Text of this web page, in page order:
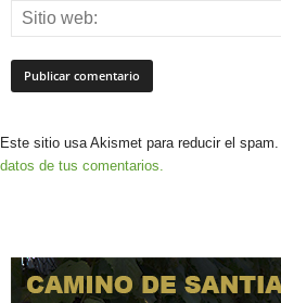
Este sitio usa Akismet para reducir el spam.
datos de tus comentarios.